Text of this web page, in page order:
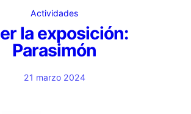
Actividades
la exposición:
Parasimón
21 marzo 2024